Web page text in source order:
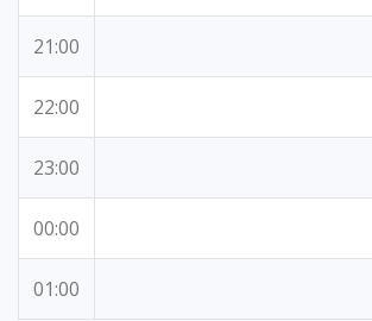
21:00
22:00
23:00
00:00
01:00